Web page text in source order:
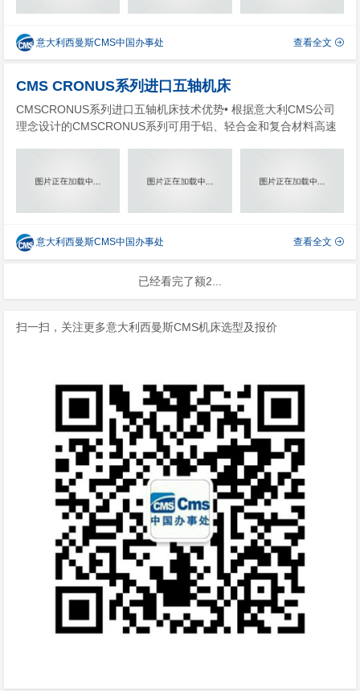
查看全文
意大利西曼斯CMS中国办事处
CMS CRONUS系列进口五轴机床
CMSCRONUS系列进口五轴机床技术优势• 根据意大利CMS公司
理念设计的CMSCRONUS系列可用于铝、轻合金和复合材料高速
NUS系列所采用的高架桥...
查看全文
意大利西曼斯CMS中国办事处
已经看完了额2...
扫一扫，关注更多意大利西曼斯CMS机床选型及报价